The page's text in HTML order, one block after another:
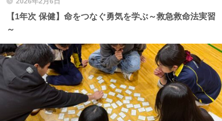
【1年次 保健】命をつなぐ勇気を学ぶ～救急救命法実習
～